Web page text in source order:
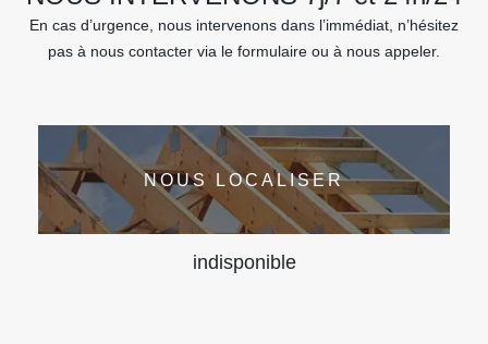
En cas d’urgence, nous intervenons dans l’immédiat, n’hésitez
pas à nous contacter via le formulaire ou à nous appeler.
NOUS LOCALISER
indisponible